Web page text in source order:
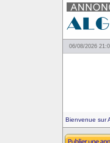
06/08/2026
Bienvenue sur